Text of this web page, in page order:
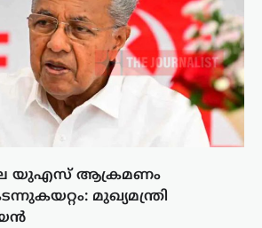
യുഎസ് ആക്രമണം
മുഖ്യമന്ത്രി